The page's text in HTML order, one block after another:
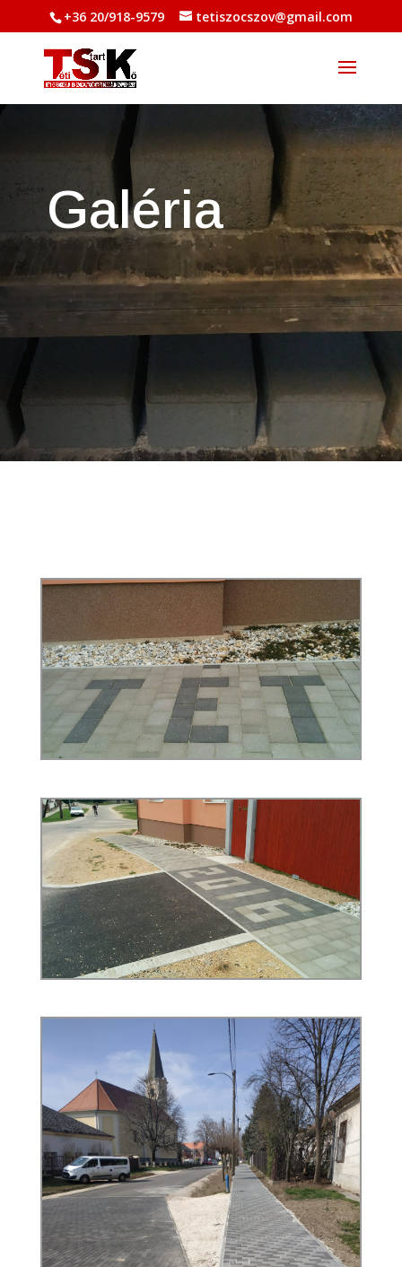
+36 20/918-9579 tetiszocszov@gmail.com
Galéria